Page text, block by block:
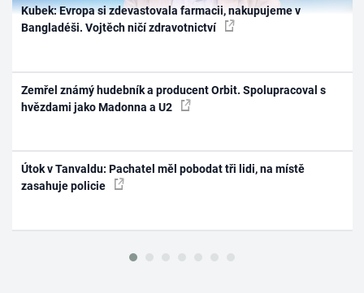
Kubek: Evropa si zdevastovala farmacii, nakupujeme v
Bangladéši. Vojtěch ničí zdravotnictví
Zemřel známý hudebník a producent Orbit. Spolupracoval s
hvězdami jako Madonna a U2
Útok v Tanvaldu: Pachatel měl pobodat tři lidi, na místě
zasahuje policie